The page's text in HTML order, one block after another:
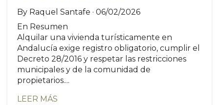
By Raquel Santafe · 06/02/2026
En Resumen
Alquilar una vivienda turísticamente en
Andalucía exige registro obligatorio, cumplir el
Decreto 28/2016 y respetar las restricciones
municipales y de la comunidad de
propietarios....
LEER MÁS